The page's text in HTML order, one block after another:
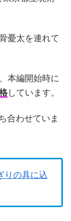
憂太を連れて
本編開始時に
しています。
合わせていま
りの具に込